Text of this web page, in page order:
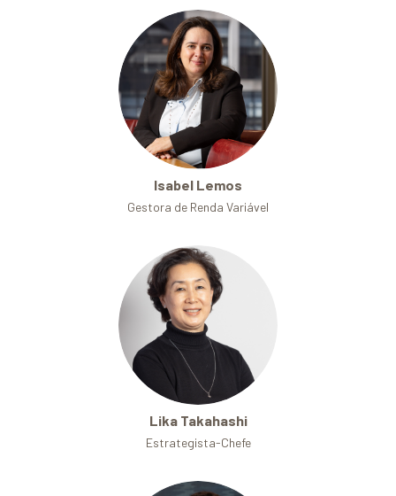
Isabel Lemos
Gestora de Renda Variável
Lika Takahashi
Estrategista-Chefe